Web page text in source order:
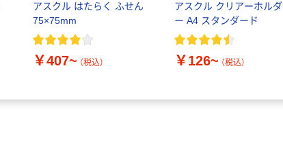
アスクル はたらく ふせん
75×75mm
￥407~ （税込）
アスクル クリアーホルダ
ー A4 スタンダード
￥126~ （税込）
水 ミネラルウォ
ーター ペットボ
トル
￥686~
ファーストレイ